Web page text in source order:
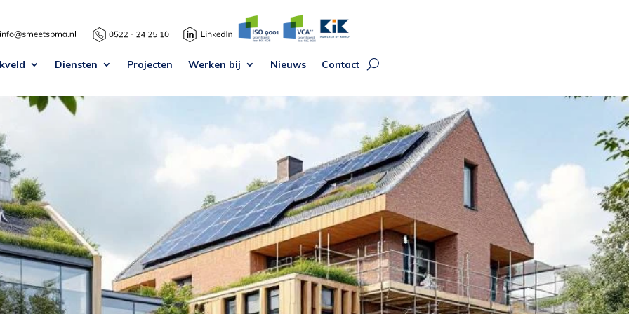
Diensten Projecten Werken bij Nieuws Contact